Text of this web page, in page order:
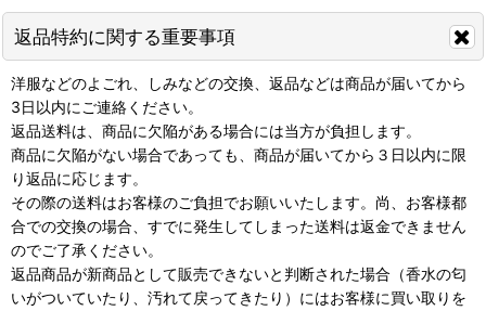
返品特約に関する重要事項
洋服などのよごれ、しみなどの交換、返品などは商品が届いてから
3日以内にご連絡ください。
返品送料は、商品に欠陥がある場合には当方が負担します。
商品に欠陥がない場合であっても、商品が届いてから３日以内に限
り返品に応じます。
その際の送料はお客様のご負担でお願いいたします。尚、お客様都
合での交換の場合、すでに発生してしまった送料は返金できません
のでご了承ください。
返品商品が新商品として販売できないと判断された場合（香水の匂
いがついていたり、汚れて戻ってきたり）にはお客様に買い取りを